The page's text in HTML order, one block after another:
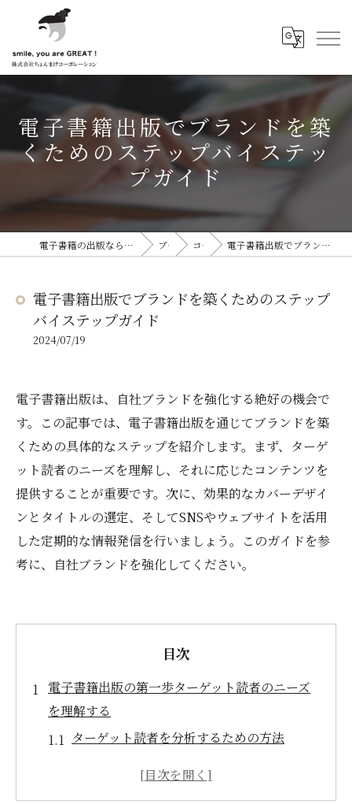
電子書籍出版でブランドを築
くためのステップバイステッ
プガイド
電子書籍の出版なら株式会社ちょんまげコーポレーション ブログ コラム 電子書籍出版でブランドを築くためのステップバイステップガイド
電子書籍出版でブランドを築くためのステップ
バイステップガイド
2024/07/19
電子書籍出版は、自社ブランドを強化する絶好の機会で
す。この記事では、電子書籍出版を通じてブランドを築
くための具体的なステップを紹介します。まず、ターゲ
ット読者のニーズを理解し、それに応じたコンテンツを
提供することが重要です。次に、効果的なカバーデザイ
ンとタイトルの選定、そしてSNSやウェブサイトを活用
した定期的な情報発信を行いましょう。このガイドを参
考に、自社ブランドを強化してください。
目次
電子書籍出版の第一歩ターゲット読者のニーズ
を理解する
ターゲット読者を分析するための方法